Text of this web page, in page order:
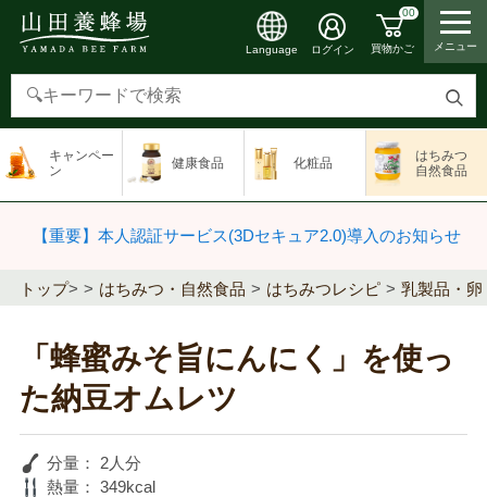
検
す
Language ログイン
00
買物かご メニュー
キャンペー
ン
健康食品 化粧品
はちみつ
自然食品
【重要】本人認証サービス(3Dセキュア2.0)導入のお知らせ
トップ> はちみつ・自然食品 はちみつレシピ 乳製品・卵
「蜂蜜みそ旨にんにく」を使っ
た納豆オムレツ
分量：
2人分
熱量： 349kcal